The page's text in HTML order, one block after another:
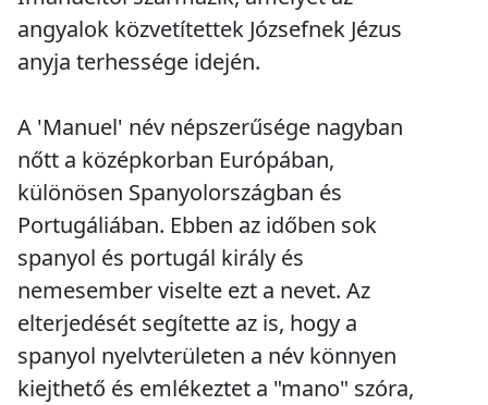
angyalok közvetítettek Józsefnek Jézus
anyja terhessége idején.
A 'Manuel' név népszerűsége nagyban
nőtt a középkorban Európában,
különösen Spanyolországban és
Portugáliában. Ebben az időben sok
spanyol és portugál király és
nemesember viselte ezt a nevet. Az
elterjedését segítette az is, hogy a
spanyol nyelvterületen a név könnyen
kiejthető és emlékeztet a "mano" szóra,